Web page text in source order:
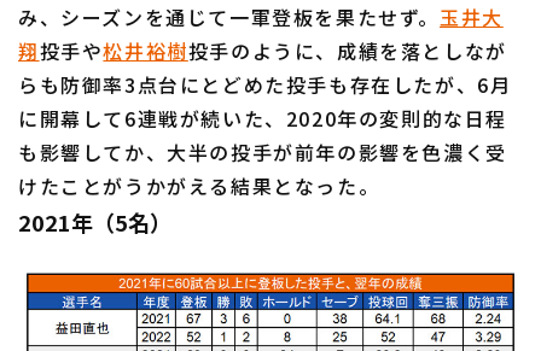
み、シーズンを通じて一軍登板を果たせず。玉井大
翔投手や松井裕樹投手のように、成績を落としなが
らも防御率3点台にとどめた投手も存在したが、6月
に開幕して6連戦が続いた、2020年の変則的な日程
も影響してか、大半の投手が前年の影響を色濃く受
けたことがうかがえる結果となった。
2021年（5名）